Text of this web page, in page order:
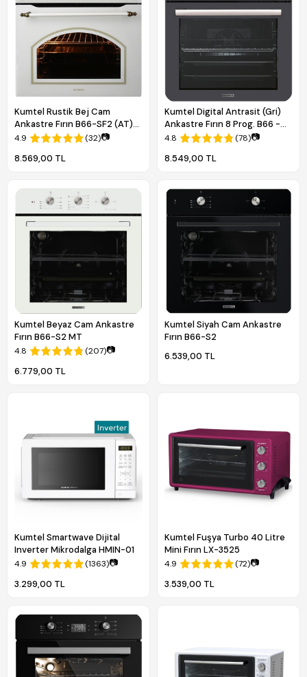
Kumtel Rustik Bej Cam
Ankastre Fırın B66-SF2 (AT)
(4PRO)
4.9 (32)📷
8.569,00 TL
Kumtel Digital Antrasit (Gri)
Ankastre Fırın 8 Prog. B66 -
SF2 (DDT)
4.8 (78)📷
8.549,00 TL
Kumtel Beyaz Cam Ankastre
Fırın B66-S2 MT
4.8 (207)📷
6.779,00 TL
Kumtel Siyah Cam Ankastre
Fırın B66-S2
6.539,00 TL
Kumtel Smartwave Dijital
Inverter Mikrodalga HMIN-01
4.9 (1363)📷
3.299,00 TL
Kumtel Fuşya Turbo 40 Litre
Mini Fırın LX-3525
4.9 (72)📷
3.539,00 TL